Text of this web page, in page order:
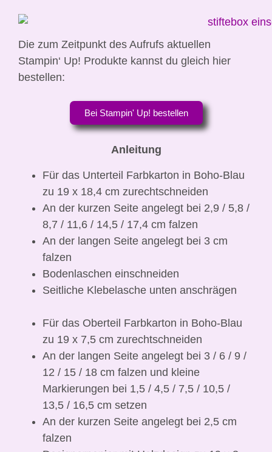
Die zum Zeitpunkt des Aufrufs aktuellen
Stampin‘ Up! Produkte kannst du gleich hier
bestellen:
Bei Stampin' Up! bestellen
Anleitung
Für das Unterteil Farbkarton in Boho-Blau
zu 19 x 18,4 cm zurechtschneiden
An der kurzen Seite angelegt bei 2,9 / 5,8 /
8,7 / 11,6 / 14,5 / 17,4 cm falzen
An der langen Seite angelegt bei 3 cm
falzen
Bodenlaschen einschneiden
Seitliche Klebelasche unten anschrägen
Für das Oberteil Farbkarton in Boho-Blau
zu 19 x 7,5 cm zurechtschneiden
An der langen Seite angelegt bei 3 / 6 / 9 /
12 / 15 / 18 cm falzen und kleine
Markierungen bei 1,5 / 4,5 / 7,5 / 10,5 /
13,5 / 16,5 cm setzen
An der kurzen Seite angelegt bei 2,5 cm
falzen